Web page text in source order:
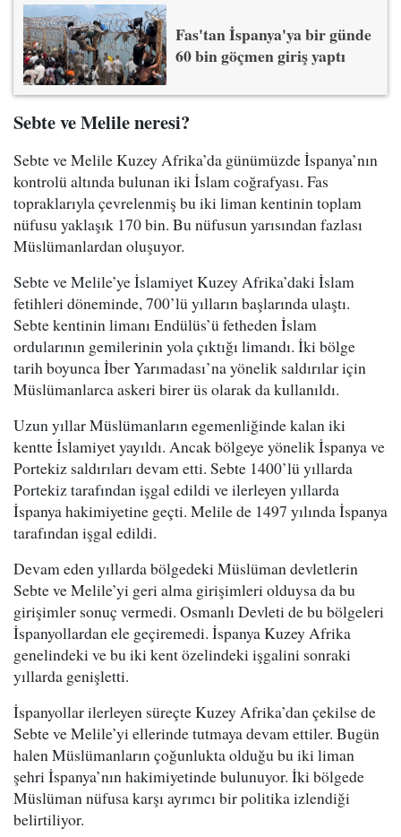
Fas'tan İspanya'ya bir günde
60 bin göçmen giriş yaptı
Sebte ve Melile neresi?
Sebte ve Melile Kuzey Afrika’da günümüzde İspanya’nın
kontrolü altında bulunan iki İslam coğrafyası. Fas
topraklarıyla çevrelenmiş bu iki liman kentinin toplam
nüfusu yaklaşık 170 bin. Bu nüfusun yarısından fazlası
Müslümanlardan oluşuyor.
Sebte ve Melile’ye İslamiyet Kuzey Afrika’daki İslam
fetihleri döneminde, 700’lü yılların başlarında ulaştı.
Sebte kentinin limanı Endülüs’ü fetheden İslam
ordularının gemilerinin yola çıktığı limandı. İki bölge
tarih boyunca İber Yarımadası’na yönelik saldırılar için
Müslümanlarca askeri birer üs olarak da kullanıldı.
Uzun yıllar Müslümanların egemenliğinde kalan iki
kentte İslamiyet yayıldı. Ancak bölgeye yönelik İspanya ve
Portekiz saldırıları devam etti. Sebte 1400’lü yıllarda
Portekiz tarafından işgal edildi ve ilerleyen yıllarda
İspanya hakimiyetine geçti. Melile de 1497 yılında İspanya
tarafından işgal edildi.
Devam eden yıllarda bölgedeki Müslüman devletlerin
Sebte ve Melile’yi geri alma girişimleri olduysa da bu
girişimler sonuç vermedi. Osmanlı Devleti de bu bölgeleri
İspanyollardan ele geçiremedi. İspanya Kuzey Afrika
genelindeki ve bu iki kent özelindeki işgalini sonraki
yıllarda genişletti.
İspanyollar ilerleyen süreçte Kuzey Afrika’dan çekilse de
Sebte ve Melile’yi ellerinde tutmaya devam ettiler. Bugün
halen Müslümanların çoğunlukta olduğu bu iki liman
şehri İspanya’nın hakimiyetinde bulunuyor. İki bölgede
Müslüman nüfusa karşı ayrımcı bir politika izlendiği
belirtiliyor.